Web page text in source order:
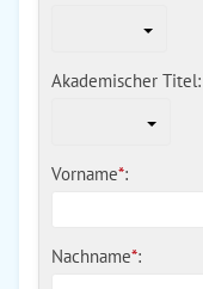
Akademischer Titel:
Vorname*:
Nachname*: